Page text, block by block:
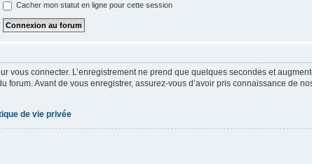
Cacher mon statut en ligne pour cette session
vous connecter. L’enregistrement ne prend que quelques secondes et
forum. Avant de vous enregistrer, assurez-vous d’avoir pris connaissance de
de vie privée